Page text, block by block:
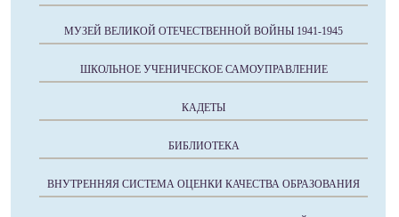
МУЗЕЙ ВЕЛИКОЙ ОТЕЧЕСТВЕННОЙ ВОЙНЫ 1941-1945
ШКОЛЬНОЕ УЧЕНИЧЕСКОЕ САМОУПРАВЛЕНИЕ
КАДЕТЫ
БИБЛИОТЕКА
ВНУТРЕННЯЯ СИСТЕМА ОЦЕНКИ КАЧЕСТВА ОБРАЗОВАНИЯ